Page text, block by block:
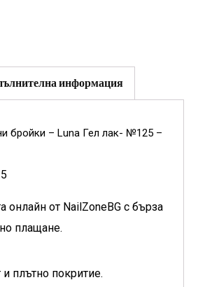
информация
бройки – Luna Гел лак- №125 –
онлайн от NailZoneBG с бърза
плащане.
плътно покритие.